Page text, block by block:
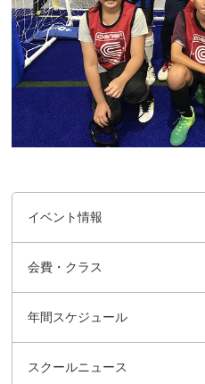
イベント情報
会費・クラス
年間スケジュール
スクールニュース